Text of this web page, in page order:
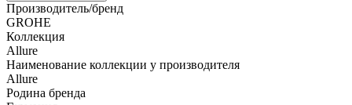
Производитель/бренд
GROHE
Коллекция
Allure
Наименование коллекции у производителя
Allure
Родина бренда